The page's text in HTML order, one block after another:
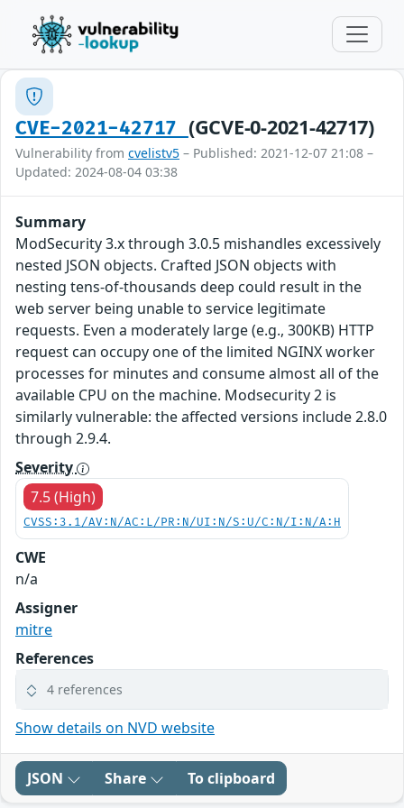
CVE-2021-42717 (GCVE-0-2021-42717)
Vulnerability from cvelistv5 – Published: 2021-12-07 21:08 –
Updated: 2024-08-04 03:38
Summary
ModSecurity 3.x through 3.0.5 mishandles excessively
nested JSON objects. Crafted JSON objects with
nesting tens-of-thousands deep could result in the
web server being unable to service legitimate
requests. Even a moderately large (e.g., 300KB) HTTP
request can occupy one of the limited NGINX worker
processes for minutes and consume almost all of the
available CPU on the machine. Modsecurity 2 is
similarly vulnerable: the affected versions include 2.8.0
through 2.9.4.
Severity
7.5 (High)
CVSS:3.1/AV:N/AC:L/PR:N/UI:N/S:U/C:N/I:N/A:H
CWE
n/a
Assigner
mitre
References
4 references
Show details on NVD website
JSON Share To clipboard